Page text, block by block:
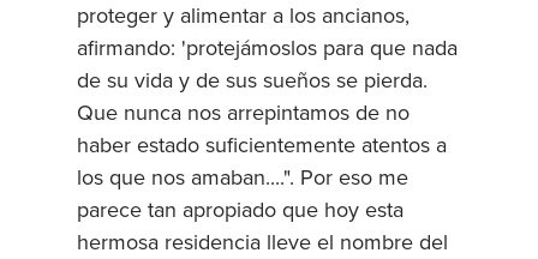
proteger y alimentar a los ancianos,
afirmando: 'protejámoslos para que nada
de su vida y de sus sueños se pierda.
Que nunca nos arrepintamos de no
haber estado suficientemente atentos a
los que nos amaban....". Por eso me
parece tan apropiado que hoy esta
hermosa residencia lleve el nombre del